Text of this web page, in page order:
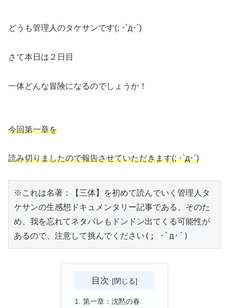
どうも管理人のタケサンです(; ･`д･´)
さて本日は２日目
一体どんな冒険になるのでしょうか！
今回第一章を
読み切りましたので報告させていただきます(; ･`д･´)
※これは名著：【三体】を初めて読んでいく管理人タ
ケサンの生感想ドキュメンタリー記事である。そのた
め、我を忘れてネタバレもドンドン出てくる可能性が
あるので、注意して挑んでください(; ･`д･´)
目次
第一章：沈黙の春